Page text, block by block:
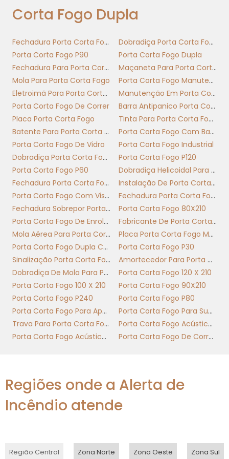
Espessura: 40–60 mm (60 min) | 60–90 mm
Acabamento: primer, pintura
intumescente/epóxi, placas de reforço e
guarnições intumescentes
Priorize especificações baseadas em ensaio
FM/EN: material, espessura e acabamento
determinam a classificação real da porta.
Defina requisitos de espessura e acabamento
conforme risco, ambiente e norma; peça
laudo de ensaio para confirmar a
performance antes da compra e instalação.
NORMAS E CERTIFICAÇÕES
ABNT APLICÁVEIS À PORTA
CORTA FOGO DUPLA
Requisitos técnicos da abnt definem critérios
de desempenho, ensaios e documentação
para cada tipo de porta corta fogo dupla,
assegurando compatibilidade entre projeto,
fabricação e instalação conforme legislação
e riscos específicos.
Rastreabilidade normativa para
A abnt NBR 11742 e a abnt NBR 10821 orientam
ensaios de resistência e vedação aplicáveis a
portas corta-fogo. Para uma porta corta
chamas e variação térmica, avaliando
Corta Fogo Dupla
Fechadura Porta Corta Fogo
Dobradiça Porta Corta Fogo
Porta Corta Fogo P90
Porta Corta Fogo Dupla
Fechadura Para Porta Corta Fogo Com Chave
Maçaneta Para Porta Corta Fogo
Mola Para Porta Corta Fogo
Porta Corta Fogo Manutenção
Eletroimã Para Porta Corta Fogo
Manutenção Em Porta Corta Fogo
Porta Corta Fogo De Correr
Barra Antipanico Porta Corta Fogo
Placa Porta Corta Fogo
Tinta Para Porta Corta Fogo
Batente Para Porta Corta Fogo
Porta Corta Fogo Com Barra Antipanico
Porta Corta Fogo De Vidro
Porta Corta Fogo Industrial
Dobradiça Porta Corta Fogo Com Mola
Porta Corta Fogo P120
Porta Corta Fogo P60
Dobradiça Helicoidal Para Porta Corta Fogo
Fechadura Porta Corta Fogo Com Barra Antipânico
Instalação De Porta Corta Fogo
Porta Corta Fogo Com Visor
Fechadura Porta Corta Fogo Sem Chave
Fechadura Sobrepor Porta Corta Fogo
Porta Corta Fogo 80X210
Porta Corta Fogo De Enrolar
Fabricante De Porta Corta Fogo
Mola Aérea Para Porta Corta Fogo
Placa Porta Corta Fogo Mantenha Fechada
Porta Corta Fogo Dupla Com Barra Antipanico
Porta Corta Fogo P30
Sinalização Porta Corta Fogo
Amortecedor Para Porta Corta Fogo
Dobradiça De Mola Para Porta Corta Fogo
Porta Corta Fogo 120 X 210
Porta Corta Fogo 100 X 210
Porta Corta Fogo 90X210
Porta Corta Fogo P240
Porta Corta Fogo P80
Porta Corta Fogo Para Apartamento
Porta Corta Fogo Para Subestação
Trava Para Porta Corta Fogo
Porta Corta Fogo Acústica Nível 1
Porta Corta Fogo Acústica Nível 2
Porta Corta Fogo De Correr Industrial
Regiões onde a Alerta de
Incêndio atende
Região Central Zona Norte Zona Oeste Zona Sul